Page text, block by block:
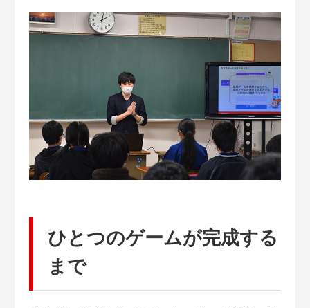
ひとつのゲームが完成する
まで